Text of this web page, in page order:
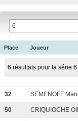
Place Joueur
6 résultats pour la série 6
32 SEMENOFF
50 CRIQUIOCHE